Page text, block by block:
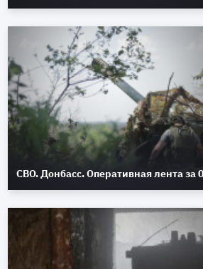
СВО. Донбасс. Оперативная лента за